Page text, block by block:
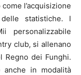
l’acquisizione
statistiche. I
personalizzabile
club, si allenano
Regno dei Funghi.
in modalità